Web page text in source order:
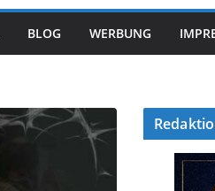
BLOG WERBUNG